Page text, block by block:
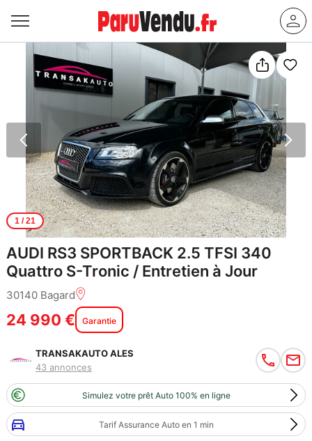
1/ 21
AUDI RS3 SPORTBACK 2.5 TFSI 340
Quattro S-Tronic / Entretien à Jour
30140 Bagard
24 990 € Garantie
TRANSAKAUTO ALES
43 annonces
Simulez votre prêt Auto 100% en ligne
Tarif Assurance Auto en 1 min